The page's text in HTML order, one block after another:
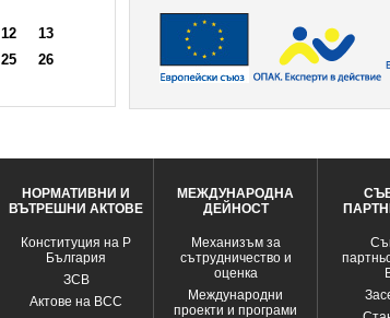
12
13
25
26
НОРМАТИВНИ И
ВЪТРЕШНИ АКТОВЕ
Конституция на Р
България
ЗСВ
Актове на ВСС
МЕЖДУНАРОДНА
ДЕЙНОСТ
Механизъм за
сътрудничество и
оценка
Международни
проекти и програми